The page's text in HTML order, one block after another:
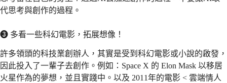
代思考與創作的過程。
❸ 多看一些科幻電影，拓展想像！
許多領頭的科技業創辦人，其實是受到科幻電影或小說的啟發，
因此投入了一輩子去創作。例如：Space X 的 Elon Mask 以移居
火星作為的夢想，並且實踐中。以及 2011年的電影 < 雲端情人